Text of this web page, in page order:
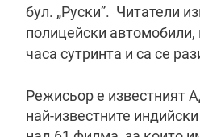
бул. „Руски”. Читатели
полицейски автомобили,
часа сутринта и са се
Режисьор е известният
най-известните